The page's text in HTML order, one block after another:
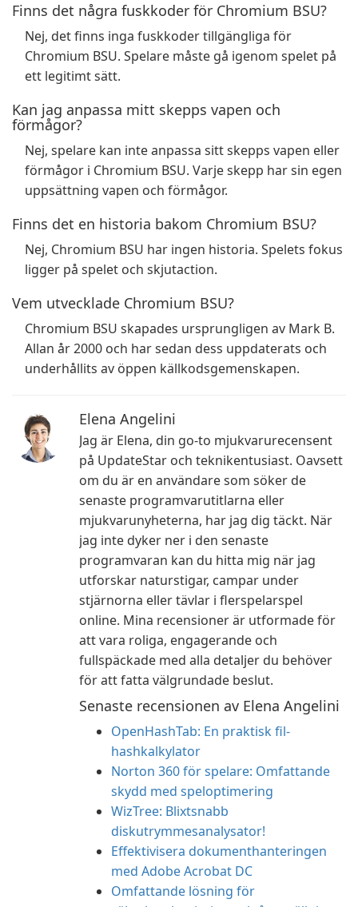
Finns det några fuskkoder för Chromium BSU?
Nej, det finns inga fuskkoder tillgängliga för
Chromium BSU. Spelare måste gå igenom spelet på
ett legitimt sätt.
Kan jag anpassa mitt skepps vapen och
förmågor?
Nej, spelare kan inte anpassa sitt skepps vapen eller
förmågor i Chromium BSU. Varje skepp har sin egen
uppsättning vapen och förmågor.
Finns det en historia bakom Chromium BSU?
Nej, Chromium BSU har ingen historia. Spelets fokus
ligger på spelet och skjutaction.
Vem utvecklade Chromium BSU?
Chromium BSU skapades ursprungligen av Mark B.
Allan år 2000 och har sedan dess uppdaterats och
underhållits av öppen källkodsgemenskapen.
Elena Angelini
Jag är Elena, din go-to mjukvarurecensent
på UpdateStar och teknikentusiast. Oavsett
om du är en användare som söker de
senaste programvarutitlarna eller
mjukvarunyheterna, har jag dig täckt. När
jag inte dyker ner i den senaste
programvaran kan du hitta mig när jag
utforskar naturstigar, campar under
stjärnorna eller tävlar i flerspelarspel
online. Mina recensioner är utformade för
att vara roliga, engagerande och
fullspäckade med alla detaljer du behöver
för att fatta välgrundade beslut.
Senaste recensionen av Elena Angelini
OpenHashTab: En praktisk fil-
hashkalkylator
Norton 360 för spelare: Omfattande
skydd med speloptimering
WizTree: Blixtsnabb
diskutrymmesanalysator!
Effektivisera dokumenthanteringen
med Adobe Acrobat DC
Omfattande lösning för